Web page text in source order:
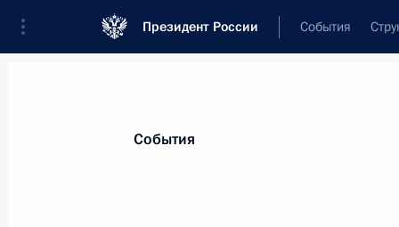
Президент России События
События